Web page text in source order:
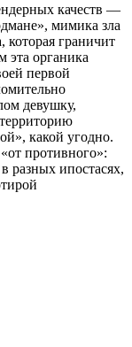
качеств —
мимика зла
которая граничит
эта органика
первой
девушку,
какой угодно.
противного»:
разных ипостасях,